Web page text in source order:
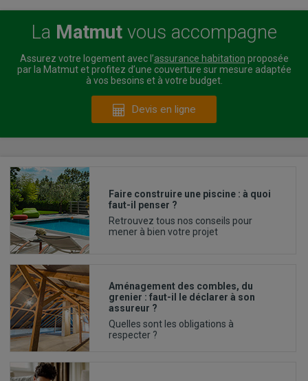
La Matmut vous accompagne
Assurez votre logement avec l’assurance habitation proposée
par la Matmut et profitez d’une couverture sur mesure adaptée
à vos besoins et à votre budget.
Devis en ligne
Faire construire une piscine : à quoi
faut-il penser ?
Retrouvez tous nos conseils pour
mener à bien votre projet
Aménagement des combles, du
grenier : faut-il le déclarer à son
assureur ?
Quelles sont les obligations à
respecter ?